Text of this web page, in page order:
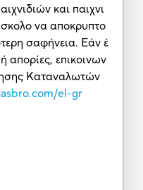
και παιχνι
να αποκρυπτο
σαφήνεια. Εάν έ
απορίες, επικοινων
Καταναλωτών
el-gr